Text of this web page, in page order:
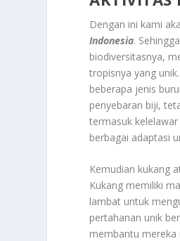
Dengan ini kami
Indonesia.
biodiversitasnya,
tropisnya yang
beberapa jenis
penyebaran biji,
termasuk
berbagai adaptasi
Kemudian kukang
Kukang memiliki
lambat untuk
pertahanan unik
membantu mereka